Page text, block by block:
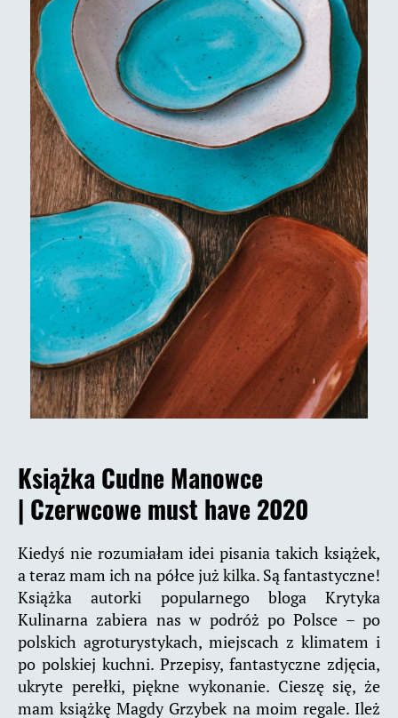
Książka Cudne Manowce
| Czerwcowe must have 2020
Kiedyś nie rozumiałam idei pisania takich książek,
a teraz mam ich na półce już kilka. Są fantastyczne!
Książka autorki popularnego bloga Krytyka
Kulinarna zabiera nas w podróż po Polsce – po
polskich agroturystykach, miejscach z klimatem i
po polskiej kuchni. Przepisy, fantastyczne zdjęcia,
ukryte perełki, piękne wykonanie. Cieszę się, że
mam książkę Magdy Grzybek na moim regale. Ileż